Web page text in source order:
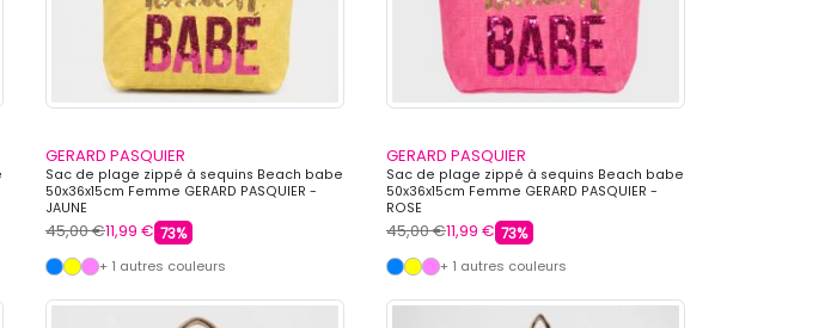
GERARD PASQUIER
Sac de plage zippé à sequins Beach babe
50x36x15cm Femme GERARD PASQUIER -
JAUNE
45,00 €11,99 € 73%
+ 1 autres couleurs
GERARD PASQUIER
Sac de plage zippé à sequins Beach babe
50x36x15cm Femme GERARD PASQUIER -
ROSE
45,00 €11,99 € 73%
+ 1 autres couleurs